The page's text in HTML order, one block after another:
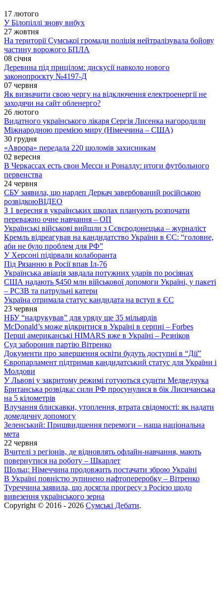
17 лютого
У Білопіллі знову вибух
27 жовтня
На території Сумської громади поліція нейтралізувала бойову
частину ворожого БПЛА
08 січня
Деревина під прицілом: дискусії навколо нового
законопроєкту №4197-Д
07 червня
Як визначити свою чергу на відключення електроенергії не
заходячи на сайт обленерго?
26 лютого
Видатного українського лікаря Сергія Лисенка нагородили
Міжнародною премією миру (Німеччина – США)
30 грудня
«Аврора» передала 220 шоломів захисникам
02 вересня
В Черкассах есть свои Месси и Роналду: итоги футбольного
первенства
24 червня
СБУ заявила, що нардеп Деркач завербований російською
розвідкоюВІДЕО
З 1 вересня в українських школах планують розпочати
переважно очне навчання – ОП
Українські військові вийшли з Сєвєродонецька – журналіст
Кремль відреагував на кандидатство України в ЄС: “головне,
аби не було проблем для РФ”
У Херсоні підірвали колаборанта
Під Рязанню в Росії впав Іл-76
Українська авіація завдала потужних ударів по росіянах
США надають $450 млн військової допомоги Україні, у пакеті
– РСЗВ та патрульні катери
Україна отримала статус кандидата на вступ в ЄС
23 червня
НБУ “надрукував” для уряду ще 35 мільярдів
McDonald’s може відкритися в Україні в серпні – Forbes
Перші американські HIMARS вже в Україні – Резніков
Суд заборонив партію Вітренко
Документи про завершення освіти будуть доступні в “Дії”
Європарламент підтримав кандидатський статус для України і
Молдови
У Львові у закритому режимі готуються судити Медведчука
Британська розвідка: сили РФ просунулися в бік Лисичанська
на 5 кілометрів
Влучання блискавки, утоплення, втрата свідомості: як надати
домедичну допомогу
Зеленський: Пришвидшення перемоги – наша національна
мета
22 червня
Вчителі з регіонів, де відновлять офлайн-навчання, мають
повернутися на роботу – Шкарлет
Шольц: Німеччина продовжить постачати зброю Україні
В Україні повністю зупинено нафтопереробку – Вітренко
Туреччина заявила, що досягла прогресу з Росією щодо
вивезення українського зерна
Copyright © 2016 - 2026 Сумські Дебати.